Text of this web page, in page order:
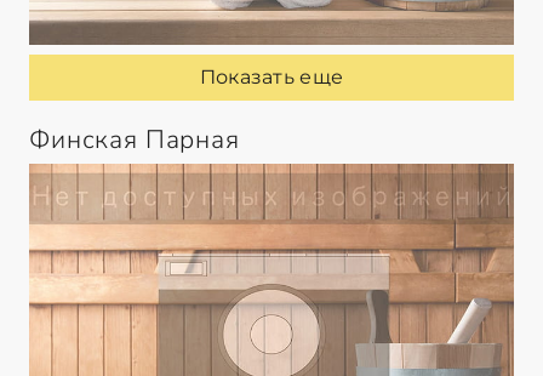
Показать еще
Финская Парная